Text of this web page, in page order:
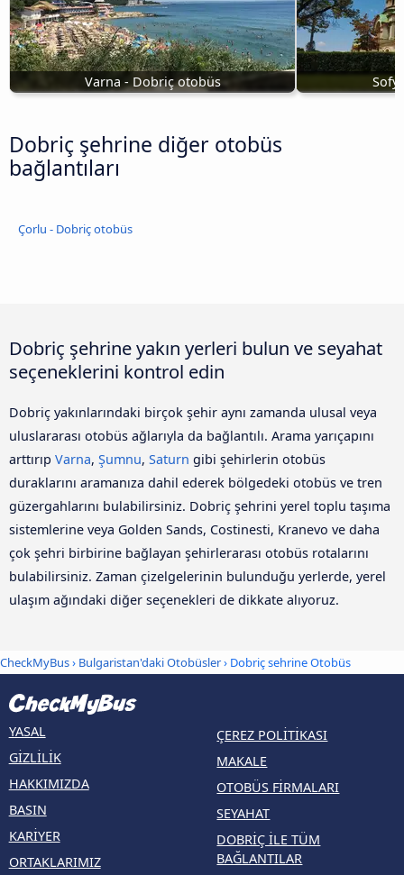
Varna - Dobriç otobüs
Dobriç şehrine diğer otobüs
bağlantıları
Çorlu - Dobriç otobüs
Dobriç şehrine yakın yerleri bulun ve seyahat
seçeneklerini kontrol edin
Dobriç yakınlarındaki birçok şehir aynı zamanda ulusal veya
uluslararası otobüs ağlarıyla da bağlantılı. Arama yarıçapını
arttırıp Varna, Şumnu, Saturn gibi şehirlerin otobüs
duraklarını aramanıza dahil ederek bölgedeki otobüs ve tren
güzergahlarını bulabilirsiniz. Dobriç şehrini yerel toplu taşıma
sistemlerine veya Golden Sands, Costinesti, Kranevo ve daha
çok şehri birbirine bağlayan şehirlerarası otobüs rotalarını
bulabilirsiniz. Zaman çizelgelerinin bulunduğu yerlerde, yerel
ulaşım ağındaki diğer seçenekleri de dikkate alıyoruz.
CheckMyBus› Bulgaristan'daki Otobüsler› Dobriç sehrine Otobüs
YASAL
GIZLILIK
HAKKIMIZDA
BASIN
KARIYER
ORTAKLARIMIZ
ÇEREZ POLITIKASI
MAKALE
OTOBÜS FIRMALARI
SEYAHAT
DOBRIÇ ILE TÜM
BAĞLANTILAR